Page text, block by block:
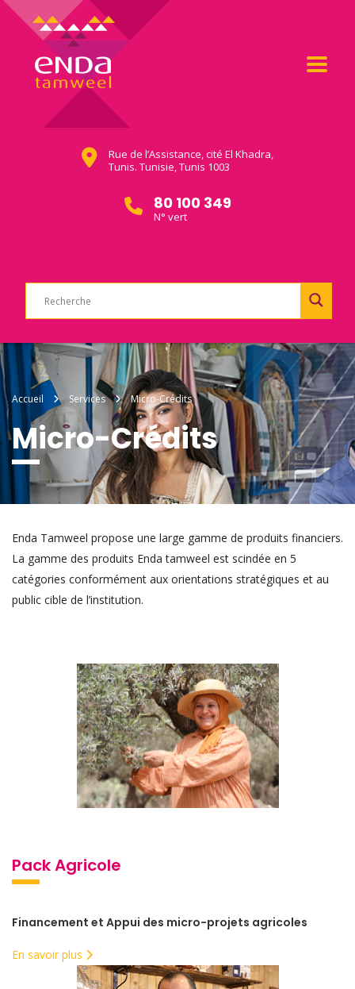
Rue de l’Assistance, cité El Khadra,
Tunis. Tunisie, Tunis 1003
80 100 349
N° vert
Accueil Services Micro-Crédits
Micro-Crédits
Enda Tamweel propose une large gamme de produits financiers.
La gamme des produits Enda tamweel est scindée en 5
catégories conformément aux orientations stratégiques et au
public cible de l’institution.
Pack Agricole
Financement et Appui des micro-projets agricoles
En savoir plus